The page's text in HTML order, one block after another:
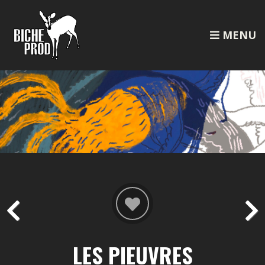
MENU
LES PIEUVRES